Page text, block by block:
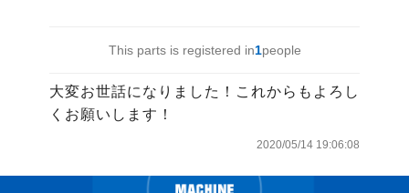
This parts is registered in1people
大変お世話になりました！これからもよろし
くお願いします！
2020/05/14 19:06:08